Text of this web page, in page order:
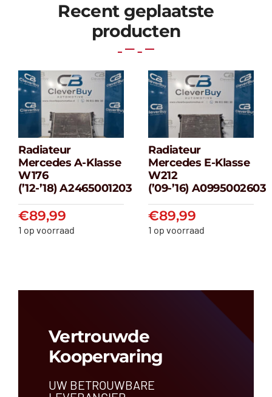
Recent geplaatste
producten
Radiateur
Mercedes A-
klasse W176
(’12-’18) A2465001203
€89,99
Radiateur
Mercedes A-Klasse
W176
(’12-’18) A2465001203
€89,99
1 op voorraad
Radiateur
Mercedes E-
klasse W212
(’09-’16)
€89,99
Radiateur
Mercedes E-Klasse
W212
(’09-’16) A0995002603
€89,99
1 op voorraad
Vertrouwde
Koopervaring
UW BETROUWBARE